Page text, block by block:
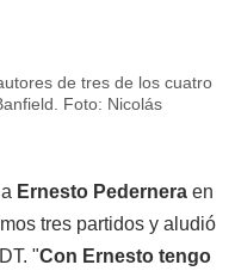
de tres de los cuatro
Foto: Nicolás
Ernesto Pedernera en
tres partidos y aludió
"Con Ernesto tengo